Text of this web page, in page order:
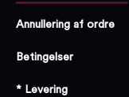
Annullering af ordre
Betingelser
* Levering